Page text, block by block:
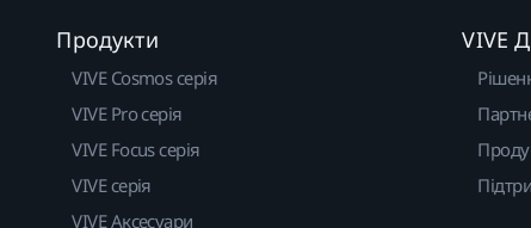
Продукти
VIVE Cosmos серія
VIVE Pro серія
VIVE Focus серія
VIVE серія
VIVE Аксесуари
VIVE